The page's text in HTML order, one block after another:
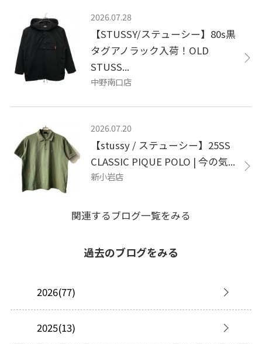
2026.07.28
【STUSSY/ステューシー】80s黒
タグアノラック入荷！OLD
STUSS...
中野南口店
2026.07.20
【stussy / ステューシー】25SS
CLASSIC PIQUE POLO | 今の気...
新小岩店
関連するブログ一覧をみる
過去のブログをみる
2026(77)
2025(13)